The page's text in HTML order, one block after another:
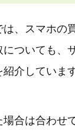
は、スマホの
についても、
介しています
場合は合わせ